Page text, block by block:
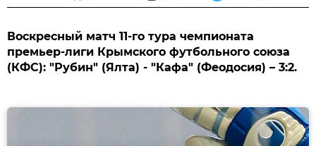
Воскресный матч 11-го тура чемпионата
премьер-лиги Крымского футбольного союза
(КФС): "Рубин" (Ялта) - "Кафа" (Феодосия) – 3:2.